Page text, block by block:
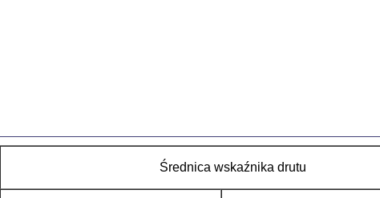
Średnica wskaźnika drutu